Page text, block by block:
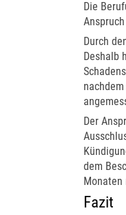
Die
Durch
Deshalb
Der
dem
Monaten
Fazit